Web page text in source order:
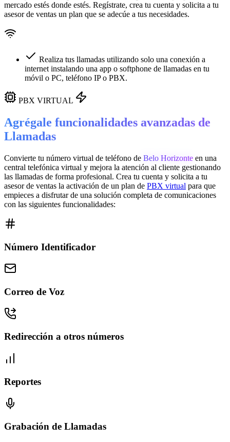
mercado estés donde estés. Regístrate, crea tu cuenta y solicita a tu
asesor de ventas un plan que se adecúe a tus necesidades.
Realiza tus llamadas utilizando solo una conexión a
internet instalando una app o softphone de llamadas en tu
móvil o PC, teléfono IP o PBX.
PBX VIRTUAL
Agrégale funcionalidades avanzadas de
Llamadas
Convierte tu número virtual de teléfono de Belo Horizonte en una
central telefónica virtual y mejora la atención al cliente gestionando
las llamadas de forma profesional. Crea tu cuenta y solicita a tu
asesor de ventas la activación de un plan de PBX virtual para que
empieces a disfrutar de una solución completa de comunicaciones
con las siguientes funcionalidades:
Número Identificador
Correo de Voz
Redirección a otros números
Reportes
Grabación de Llamadas